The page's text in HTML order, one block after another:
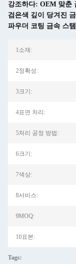
강조하다: OEM 맞춘
검은색 깊이 당겨진
파우더 코팅 금속 스
1소재:
2정확성:
3크기:
4표면 처리:
5처리 공정 방법:
6크기:
7색상:
8서비스:
9MOQ:
10표본:
Tags: